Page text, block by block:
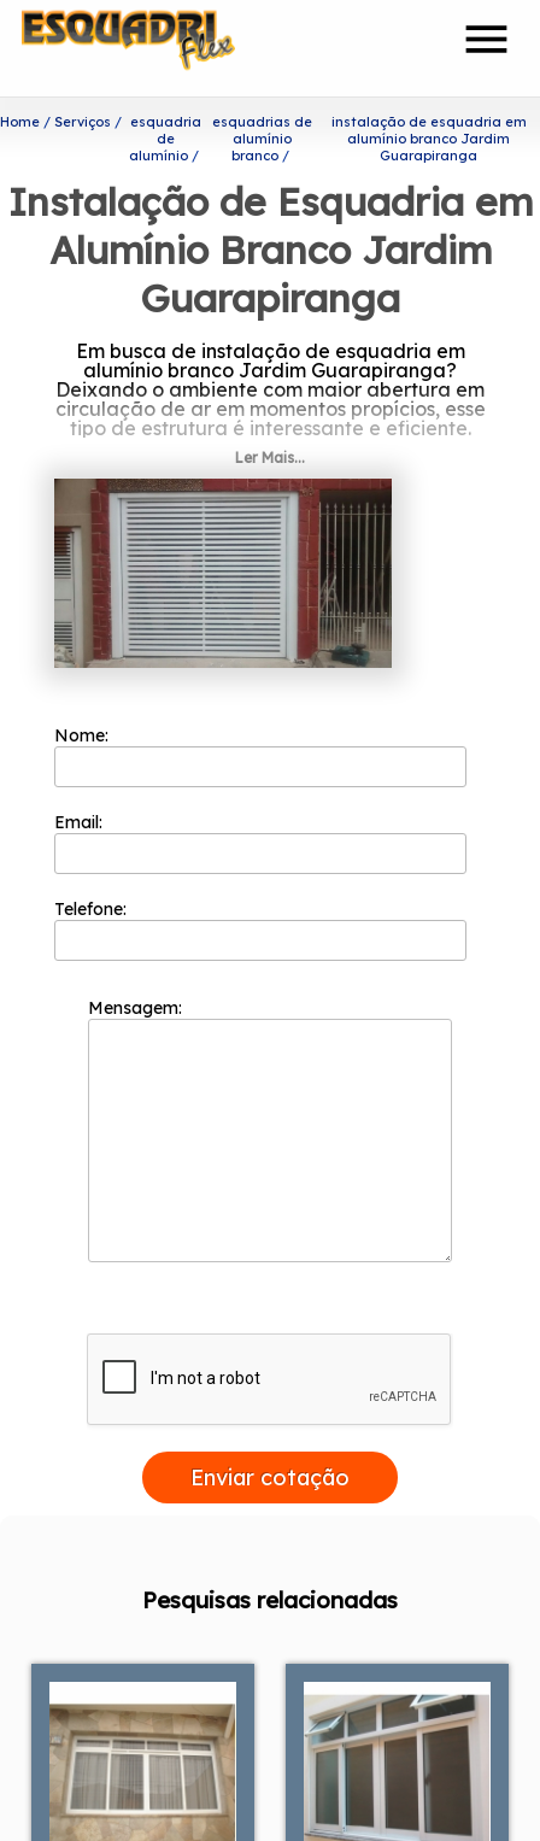
menu
Home Serviços
esquadria
de
alumínio
esquadrias de
alumínio
branco
instalação de esquadria em
alumínio branco Jardim
Guarapiranga
Instalação de Esquadria em
Alumínio Branco Jardim
Guarapiranga
Em busca de instalação de esquadria em
alumínio branco Jardim Guarapiranga?
Deixando o ambiente com maior abertura em
circulação de ar em momentos propícios, esse
tipo de estrutura é interessante e eficiente.
Caso esteja procurando por instalação de
esquadria em alumínio branco Jardim
Guarapiranga, A Esquadriflex atua no ramo
de esquadrias e oferece aos seus clientes
serviços de extrema qualidade, como: Janela
Basculante em Alumínio, Janela de Esquadria
de Alumínio. Oferecendo os melhores serviços
do segmento de esquadrias, a organização
oferece garantimos sempre
independentemente do tamanho do projeto a
ser executado, conseguimos sempre obter a
Ler Mais...
Nome:
Email:
Telefone:
Mensagem:
Enviar cotação
Pesquisas relacionadas